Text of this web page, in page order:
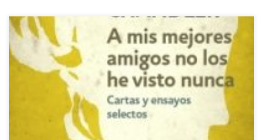
«A mis mejores amigos no los he visto nunca. Conocerme en
persona es la muerte de la ilusión»(Carta de Raymond Chandler a
Dale Warren, 8 de enero de 1948) A mis mejores amigos no los
he visto nunca conforma una compilación de cartas y ensayos
selectos editados por DeBolsillo, una versión ampliada […]